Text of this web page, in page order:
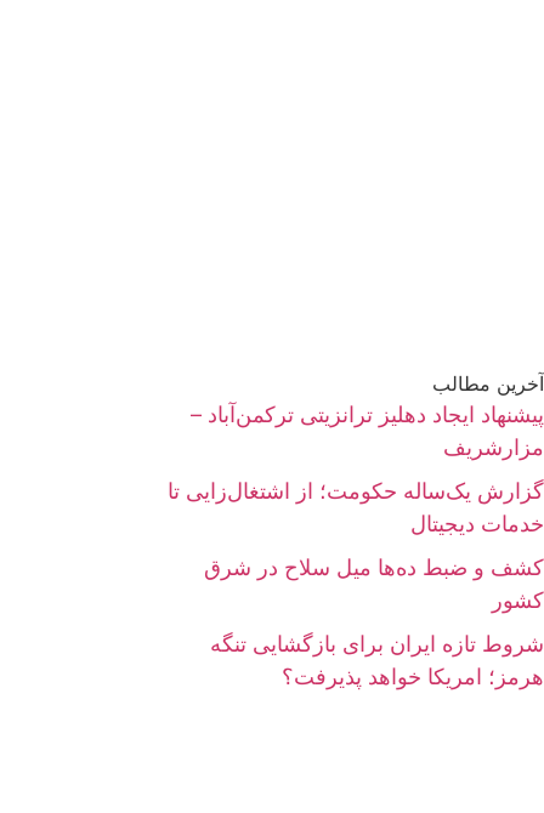
آخرین مطالب
پیشنهاد ایجاد دهلیز ترانزیتی ترکمن‌آباد –
مزارشریف
گزارش یک‌ساله حکومت؛ از اشتغال‌زایی تا
خدمات دیجیتال
کشف و ضبط ده‌ها میل سلاح در شرق
کشور
شروط تازه ایران برای بازگشایی تنگه
هرمز؛ امریکا خواهد پذیرفت؟